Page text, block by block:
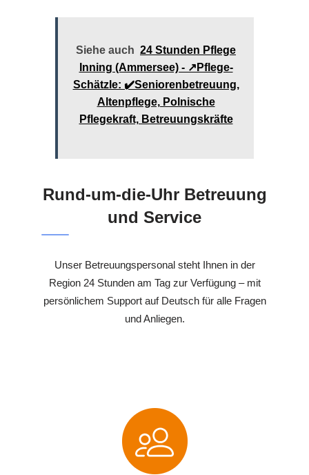
Siehe auch 24 Stunden Pflege
Inning (Ammersee) - ↗️Pflege-
Schätzle: ✔️Seniorenbetreuung,
Altenpflege, Polnische
Pflegekraft, Betreuungskräfte
Rund-um-die-Uhr Betreuung
und Service
Unser Betreuungspersonal steht Ihnen in der
Region 24 Stunden am Tag zur Verfügung – mit
persönlichem Support auf Deutsch für alle Fragen
und Anliegen.